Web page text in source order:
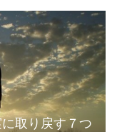
取り戻す７つ